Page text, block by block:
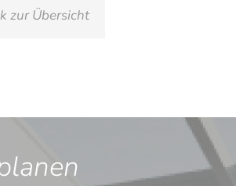
zur Übersicht